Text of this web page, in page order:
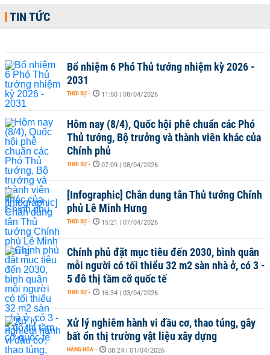
TIN TỨC
Bổ nhiệm 6 Phó Thủ tướng nhiệm kỳ 2026 -
2031
THỜI SỰ - 11:50 | 08/04/2026
Hôm nay (8/4), Quốc hội phê chuẩn các Phó
Thủ tướng, Bộ trưởng và thành viên khác của
Chính phủ
THỜI SỰ - 07:09 | 08/04/2026
[Infographic] Chân dung tân Thủ tướng Chính
phủ Lê Minh Hưng
THỜI SỰ - 15:21 | 07/04/2026
Chính phủ đặt mục tiêu đến 2030, bình quân
mỗi người có tối thiểu 32 m2 sàn nhà ở, có 3 -
5 đô thị tầm cỡ quốc tế
THỜI SỰ - 16:34 | 03/04/2026
Xử lý nghiêm hành vi đầu cơ, thao túng, gây
bất ổn thị trường vật liệu xây dựng
HÀNG HÓA - 08:24 | 01/04/2026